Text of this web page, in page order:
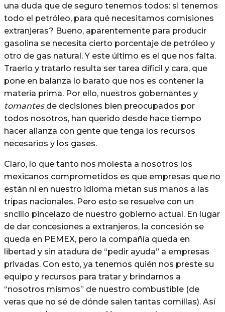
una duda que de seguro tenemos todos: si tenemos
todo el petróleo, para qué necesitamos comisiones
extranjeras? Bueno, aparentemente para producir
gasolina se necesita cierto porcentaje de petróleo y
otro de gas natural. Y este último es el que nos falta.
Traerlo y tratarlo resulta ser tarea difícil y cara, que
pone en balanza lo barato que nos es contener la
materia prima. Por ello, nuestros gobernantes y
tomantesde decisiones bien preocupados por
todos nosotros, han querido desde hace tiempo
hacer alianza con gente que tenga los recursos
necesarios y los gases.
Claro, lo que tanto nos molesta a nosotros los
mexicanos comprometidos es que empresas que no
están ni en nuestro idioma metan sus manos a las
tripas nacionales. Pero esto se resuelve con un
sncillo pincelazo de nuestro gobierno actual. En lugar
de dar concesiones a extranjeros, la concesión se
queda en PEMEX, pero la compañía queda en
libertad y sin atadura de “pedir ayuda” a empresas
privadas. Con esto, ya tenemos quién nos preste su
equipo y recursos para tratar y brindarnos a
“nosotros mismos” de nuestro combustible (de
veras que no sé de dónde salen tantas comillas). Así